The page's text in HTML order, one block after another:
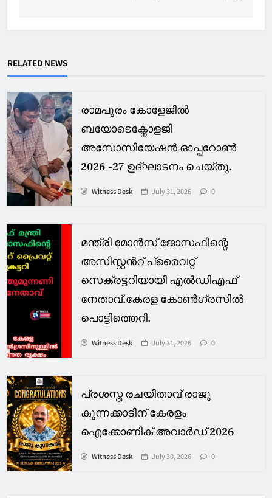
RELATED NEWS
രാമപുരം കോളേജിൽ
ബയോടെക്നോളജി
അസോസിയേഷൻ ഓപ്പറോൺ
2026 -27 ഉദ്ഘാടനം ചെയ്തു.
Witness Desk July 31, 2026 0
മന്ത്രി മോൻസ് ജോസഫിന്റെ
അസിസ്റ്റൻറ് പ്രൈവറ്റ്
സെക്രട്ടറിയായി എൽഡിഎഫ്
നേതാവ്.കേരള കോൺഗ്രസിൽ
പൊട്ടിത്തെറി.
Witness Desk July 31, 2026 0
പ്രശസ്ത രചയിതാവ് രാജു
കുന്നക്കാടിന് കേരളം
ഐക്കോണിക് അവാർഡ് 2026
Witness Desk July 30, 2026 0